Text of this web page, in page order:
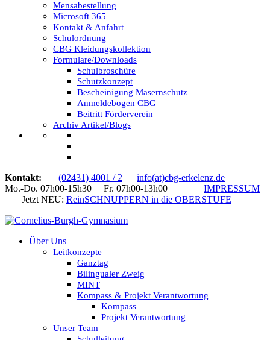
Mensabestellung
Microsoft 365
Kontakt & Anfahrt
Schulordnung
CBG Kleidungskollektion
Formulare/Downloads
Schulbroschüre
Schutzkonzept
Bescheinigung Masernschutz
Anmeldebogen CBG
Beitritt Förderverein
Archiv Artikel/Blogs
Kontakt: (02431) 4001 / 2
info(at)cbg-erkelenz.de
Mo.-Do. 07h00-15h30 Fr. 07h00-13h00 IMPRESSUM
Jetzt NEU: ReinSCHNUPPERN in die OBERSTUFE
Über Uns
Leitkonzepte
Ganztag
Bilingualer Zweig
MINT
Kompass & Projekt Verantwortung
Kompass
Projekt Verantwortung
Unser Team